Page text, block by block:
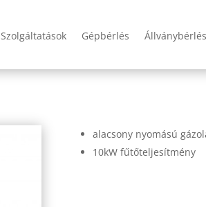
Szolgáltatások Gépbérlés Állványbérlés
alacsony nyomású
10kW fűtőteljesítmény